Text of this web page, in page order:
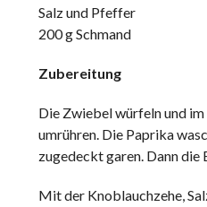
Salz und Pfeffer
200 g Schmand
Zubereitung
Die Zwiebel würfeln und
umrühren. Die Paprika
zugedeckt garen. Dann die
Mit der Knoblauchzehe,